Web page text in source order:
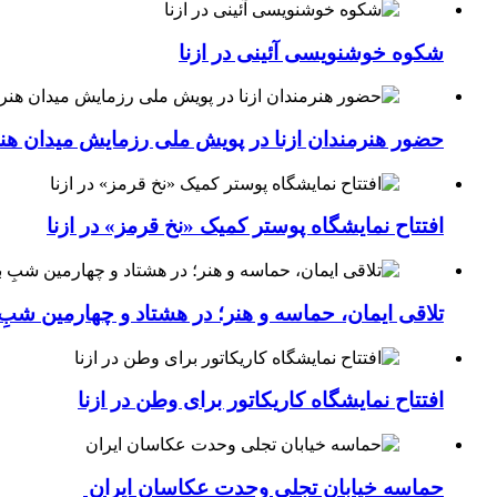
شکوه خوشنویسی آئینی در ازنا
حضور هنرمندان ازنا در پویش ملی رزمایش میدان
افتتاح نمایشگاه پوستر کمیک «نخ قرمز» در ازنا
تلاقی ایمان، حماسه و هنر؛ در هشتاد و چهارمین شبِ
افتتاح نمایشگاه کاریکاتور برای وطن در ازنا
حماسه خیابان تجلی وحدت عکاسان ایران